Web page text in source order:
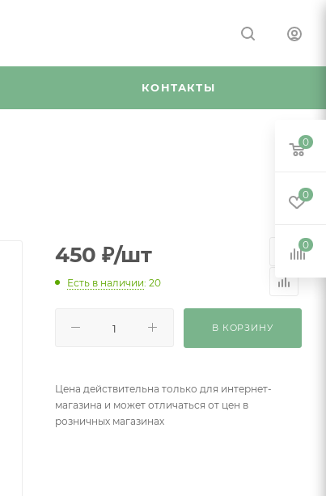
КОНТАКТЫ
450 ₽/шт
Есть в наличии: 20
В КОРЗИНУ
Цена действительна только для интернет-
магазина и может отличаться от цен в
розничных магазинах
0
0
0